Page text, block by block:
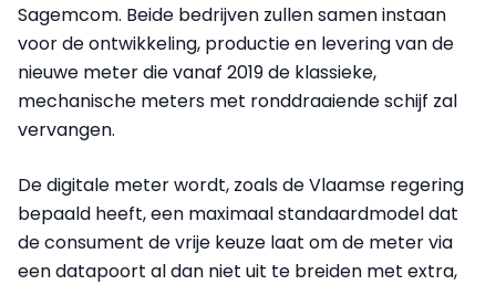
Sagemcom. Beide bedrijven zullen samen instaan
voor de ontwikkeling, productie en levering van de
nieuwe meter die vanaf 2019 de klassieke,
mechanische meters met ronddraaiende schijf zal
vervangen.
De digitale meter wordt, zoals de Vlaamse regering
bepaald heeft, een maximaal standaardmodel dat
de consument de vrije keuze laat om de meter via
een datapoort al dan niet uit te breiden met extra,